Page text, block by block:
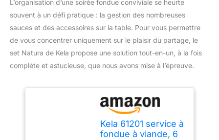
L’organisation d’une soirée fondue conviviale se heurte
souvent à un défi pratique : la gestion des nombreuses
sauces et des accessoires sur la table. Pour vous permettre
de vous concentrer uniquement sur le plaisir du partage, le
set Natura de Kela propose une solution tout-en-un, à la fois
complète et astucieuse, que nous avons mise à l’épreuve.
Kela 61201 service à
fondue à viande, 6